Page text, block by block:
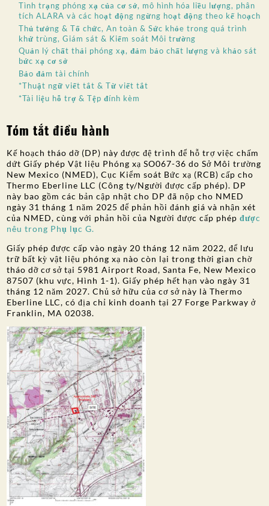
Tình trạng phóng xạ của cơ sở, mô hình hóa liều lượng, phân
tích ALARA và các hoạt động ngừng hoạt động theo kế hoạch
Thủ tướng & Tổ chức, An toàn & Sức khỏe trong quá trình
khử trùng, Giám sát & Kiểm soát Môi trường
Quản lý chất thải phóng xạ, đảm bảo chất lượng và khảo sát
bức xạ cơ sở
Bảo đảm tài chính
*Thuật ngữ viết tắt & Từ viết tắt
*Tài liệu hỗ trợ & Tệp đính kèm
Tóm tắt điều hành
Kế hoạch tháo dỡ (DP) này được đệ trình để hỗ trợ việc chấm
dứt Giấy phép Vật liệu Phóng xạ SO067-36 do Sở Môi trường
New Mexico (NMED), Cục Kiểm soát Bức xạ (RCB) cấp cho
Thermo Eberline LLC (Công ty/Người được cấp phép). DP
này bao gồm các bản cập nhật cho DP đã nộp cho NMED
ngày 31 tháng 1 năm 2025 để phản hồi đánh giá và nhận xét
của NMED, cùng với phản hồi của Người được cấp phépđược
nêu trong Phụ lục G.
Giấy phép được cấp vào ngày 20 tháng 12 năm 2022, để lưu
trữ bất kỳ vật liệu phóng xạ nào còn lại trong thời gian chờ
tháo dỡ cơ sở tại 5981 Airport Road, Santa Fe, New Mexico
87507 (khu vực, Hình 1-1). Giấy phép hết hạn vào ngày 31
tháng 12 năm 2027. Chủ sở hữu của cơ sở này là Thermo
Eberline LLC, có địa chỉ kinh doanh tại 27 Forge Parkway ở
Franklin, MA 02038.